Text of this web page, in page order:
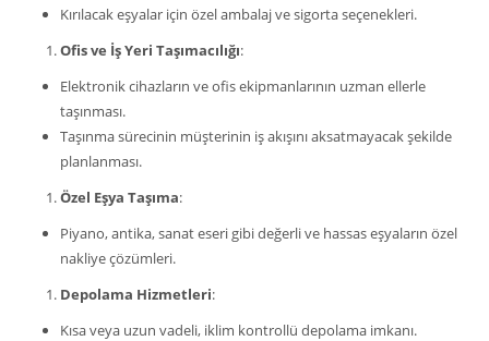
Kırılacak eşyalar için özel ambalaj ve sigorta seçenekleri.
Ofis ve İş Yeri Taşımacılığı:
Elektronik cihazların ve ofis ekipmanlarının uzman ellerle
taşınması.
Taşınma sürecinin müşterinin iş akışını aksatmayacak şekilde
planlanması.
Özel Eşya Taşıma:
Piyano, antika, sanat eseri gibi değerli ve hassas eşyaların özel
nakliye çözümleri.
Depolama Hizmetleri:
Kısa veya uzun vadeli, iklim kontrollü depolama imkanı.